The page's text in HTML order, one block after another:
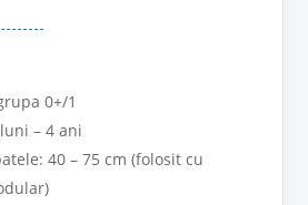
0+/1
– 4 ani
40 – 75 cm (folosit cu